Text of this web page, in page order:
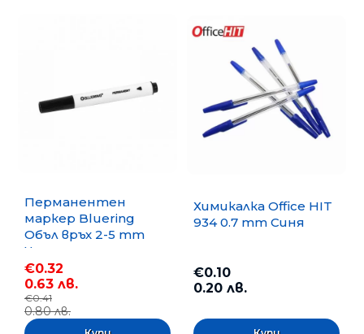
Перманентен
маркер Bluering
Объл връх 2-5 mm
Черен
€0.32
0.63 лв.
€0.41
0.80 лв.
Химикалка Office HIT
934 0.7 mm Синя
€0.10
0.20 лв.